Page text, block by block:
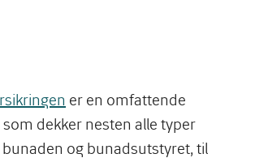
er en omfattende
dekker nesten alle typer
og bunadsutstyret, til